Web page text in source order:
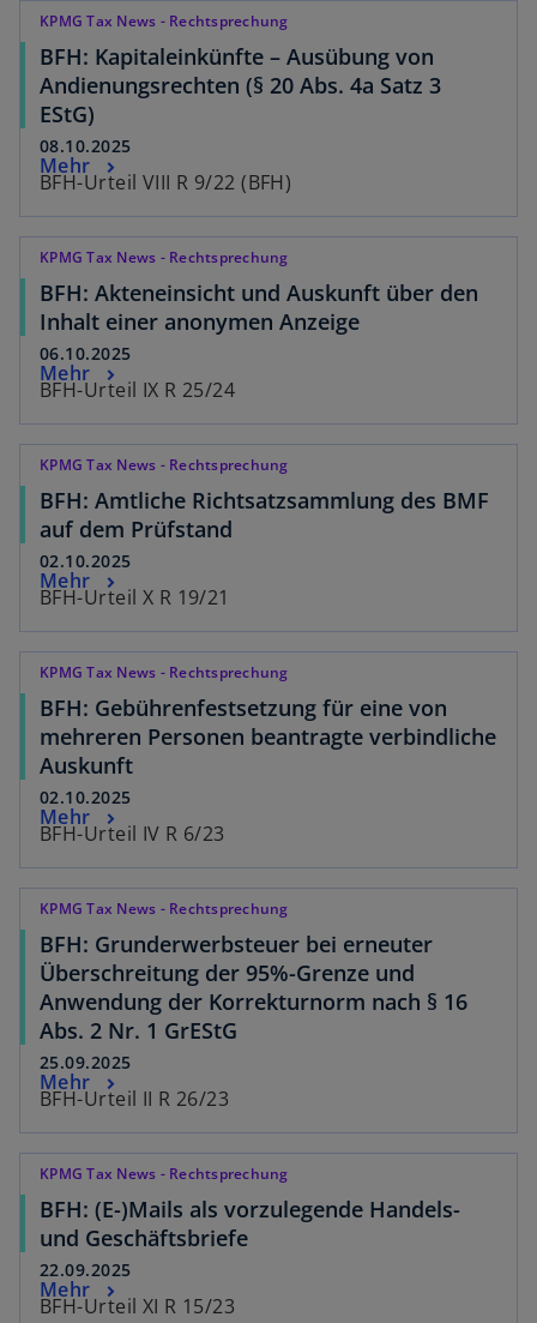
KPMG Tax News - Rechtsprechung
BFH: Kapitaleinkünfte – Ausübung von
Andienungsrechten (§ 20 Abs. 4a Satz 3
EStG)
08.10.2025
BFH-Urteil VIII R 9/22 (BFH)
Mehr
KPMG Tax News - Rechtsprechung
BFH: Akteneinsicht und Auskunft über den
Inhalt einer anonymen Anzeige
06.10.2025
BFH-Urteil IX R 25/24
Mehr
KPMG Tax News - Rechtsprechung
BFH: Amtliche Richtsatzsammlung des BMF
auf dem Prüfstand
02.10.2025
BFH-Urteil X R 19/21
Mehr
KPMG Tax News - Rechtsprechung
BFH: Gebührenfestsetzung für eine von
mehreren Personen beantragte verbindliche
Auskunft
02.10.2025
BFH-Urteil IV R 6/23
Mehr
KPMG Tax News - Rechtsprechung
BFH: Grunderwerbsteuer bei erneuter
Überschreitung der 95%-Grenze und
Anwendung der Korrekturnorm nach § 16
Abs. 2 Nr. 1 GrEStG
25.09.2025
BFH-Urteil II R 26/23
Mehr
KPMG Tax News - Rechtsprechung
BFH: (E-)Mails als vorzulegende Handels-
und Geschäftsbriefe
22.09.2025
BFH-Urteil XI R 15/23
Mehr